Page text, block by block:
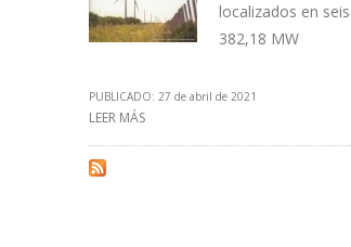
localizados en
382,18 MW
PUBLICADO: 27 de abril de 2021
LEER MÁS